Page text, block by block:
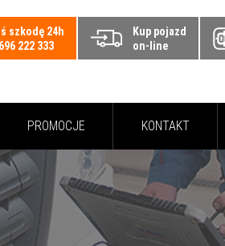
szkodę 24h
222 333
Kup pojazd
on-line
PROMOCJE KONTAKT